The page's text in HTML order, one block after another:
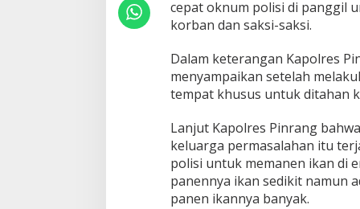
cepat oknum polisi di panggil
korban dan saksi-saksi.
Dalam keterangan Kapolres
menyampaikan setelah
tempat khusus untuk ditahan
Lanjut Kapolres Pinrang
keluarga permasalahan itu
polisi untuk memanen ikan di
panennya ikan sedikit namun
panen ikannya banyak.